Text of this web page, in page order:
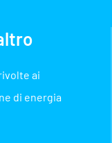
ai
di energia